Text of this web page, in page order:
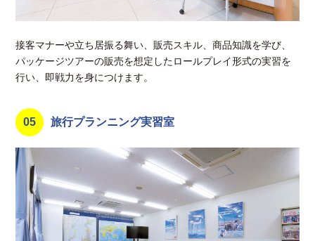
接客マナーや立ち居振る舞い、販売スキル、商品知識を学び、
パッケージツアーの販売を想定したロールプレイ形式の実習を
行い、即戦力を身につけます。
05 旅行プランニング実習室